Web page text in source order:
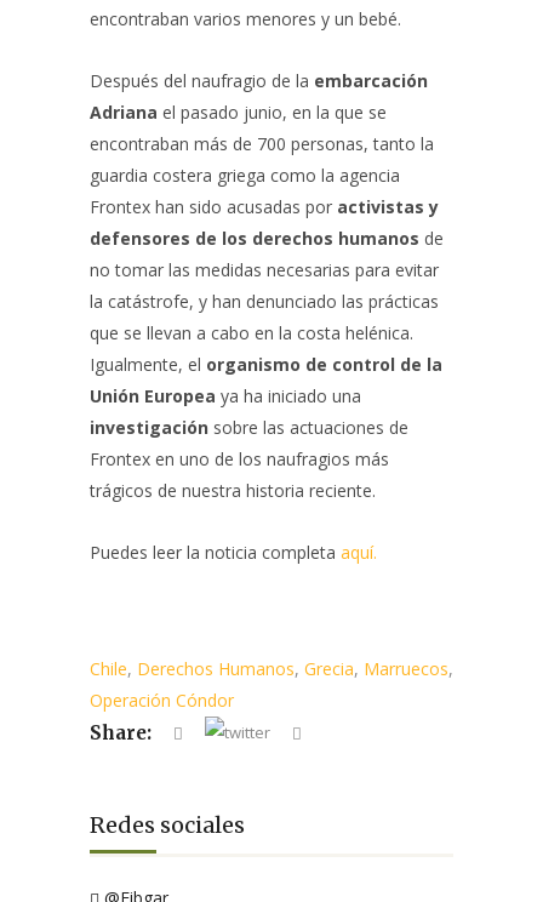
encontraban varios menores y un bebé.
Después del naufragio de la embarcación
Adriana el pasado junio, en la que se
encontraban más de 700 personas, tanto la
guardia costera griega como la agencia
Frontex han sido acusadas por activistas y
defensores de los derechos humanos de
no tomar las medidas necesarias para evitar
la catástrofe, y han denunciado las prácticas
que se llevan a cabo en la costa helénica.
Igualmente, el organismo de control de la
Unión Europea ya ha iniciado una
investigación sobre las actuaciones de
Frontex en uno de los naufragios más
trágicos de nuestra historia reciente.
Puedes leer la noticia completa aquí.
Chile, Derechos Humanos, Grecia, Marruecos,
Operación Cóndor
Share:
Redes sociales